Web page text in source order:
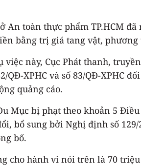
An toàn thực phẩm TP.HCM
bằng trị giá tang vật,
việc này, Cục Phát thanh,
QĐ-XPHC và số 83/QĐ-XPHC
quảng cáo.
Mục bị phạt theo khoản 5
bổ sung bởi Nghị định số
bố.
cho hành vi nói trên là 70